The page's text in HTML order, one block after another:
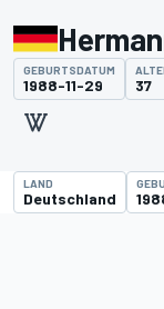
GEBURTSDATUM
1988-11-29 37
LAND
Deutschland